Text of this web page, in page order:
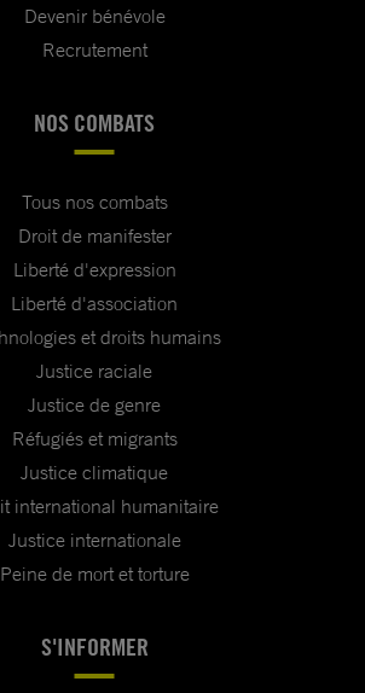
Devenir bénévole
Recrutement
NOS COMBATS
Tous nos combats
Droit de manifester
Liberté d'expression
Liberté d'association
et droits humains
Justice raciale
Justice de genre
Réfugiés et migrants
Justice climatique
international humanitaire
Justice internationale
Peine de mort et torture
S'INFORMER